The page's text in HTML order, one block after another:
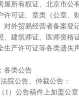
屋所有权证、北京市公
许可证、章类（公章、
对外贸易经营者备案登
、建筑师证、医师资格
生产许可证等各类遗失
各类公告
院公告、仲裁公告：
）公告稿件上加盖公